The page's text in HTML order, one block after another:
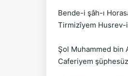
Bende-i şâh-ı
Tirmizîyem Husrev-
Şol Muhammed bin
Caferiyem